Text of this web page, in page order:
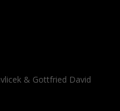
& Gottfried David